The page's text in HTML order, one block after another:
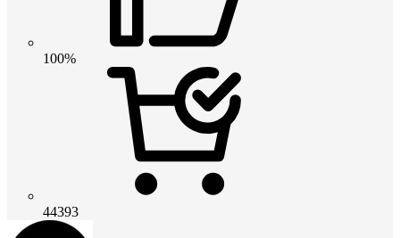
100%
44393